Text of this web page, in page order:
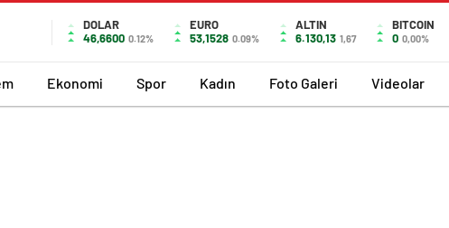
DOLAR
46,6600 0.12%
EURO
53,1528 0.09%
ALTIN
6.130,13 1,67
BITCOIN
0 0,00%
Ekonomi Spor Kadın Foto Galeri Videolar